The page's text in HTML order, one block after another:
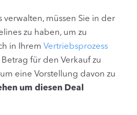
verwalten, müssen Sie in der
zu haben, um zu
in Ihrem Vertriebsprozess
für den Verkauf zu
eine Vorstellung davon zu
um diesen Deal